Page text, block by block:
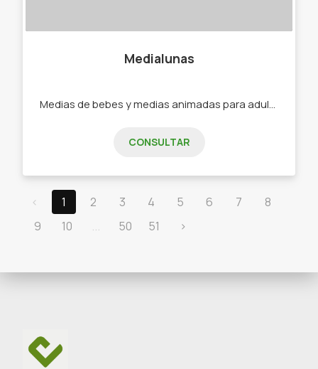
Medialunas
CONSULTAR
‹ 1 2 3 4 5 6 7
8
9
10 ... 50 51 ›